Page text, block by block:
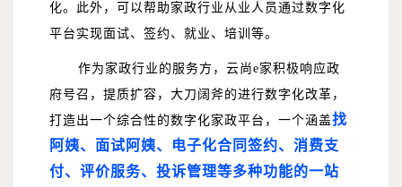
化。此外，可以帮助家政行业从业人员通过数字化
平台实现面试、签约、就业、培训等。
作为家政行业的服务方，云尚e家积极响应政
府号召，提质扩容，大刀阔斧的进行数字化改革，
打造出一个综合性的数字化家政平台，一个涵盖找
阿姨、面试阿姨、电子化合同签约、消费支
付、评价服务、投诉管理等多种功能的一站